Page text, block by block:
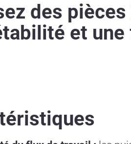
des
et une